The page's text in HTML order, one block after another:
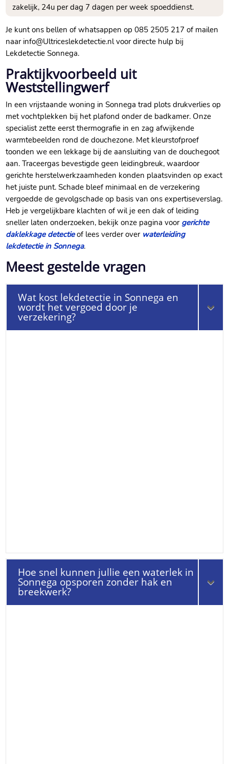
zakelijk, 24u per dag 7 dagen per week spoeddienst.
Je kunt ons bellen of whatsappen op 085 2505 217 of mailen
naar info@Ultriceslekdetectie.nl voor directe hulp bij
Lekdetectie Sonnega.
Praktijkvoorbeeld uit
Weststellingwerf
In een vrijstaande woning in Sonnega trad plots drukverlies op
met vochtplekken bij het plafond onder de badkamer. Onze
specialist zette eerst thermografie in en zag afwijkende
warmtebeelden rond de douchezone. Met kleurstofproef
toonden we een lekkage bij de aansluiting van de douchegoot
aan. Traceergas bevestigde geen leidingbreuk, waardoor
gerichte herstelwerkzaamheden konden plaatsvinden op exact
het juiste punt. Schade bleef minimaal en de verzekering
vergoedde de gevolgschade op basis van ons expertiseverslag.
Heb je vergelijkbare klachten of wil je een dak of leiding
sneller laten onderzoeken, bekijk onze pagina voor gerichte
daklekkage detectieof lees verder over waterleiding
lekdetectie in Sonnega.
Meest gestelde vragen
Wat kost lekdetectie in Sonnega en
wordt het vergoed door je
verzekering?
Hoe snel kunnen jullie een waterlek in
Sonnega opsporen zonder hak en
breekwerk?